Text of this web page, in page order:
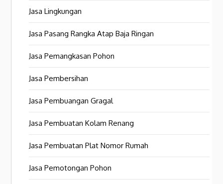
Jasa Lingkungan
Jasa Pasang Rangka Atap Baja Ringan
Jasa Pemangkasan Pohon
Jasa Pembersihan
Jasa Pembuangan Gragal
Jasa Pembuatan Kolam Renang
Jasa Pembuatan Plat Nomor Rumah
Jasa Pemotongan Pohon